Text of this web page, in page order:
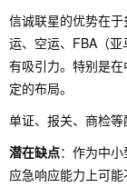
信诚联星的优势在于
运、空运、FBA（
有吸引力。特别是
定的布局。
单证、报关、商检等
潜在缺点：作为中
应急响应能力上可